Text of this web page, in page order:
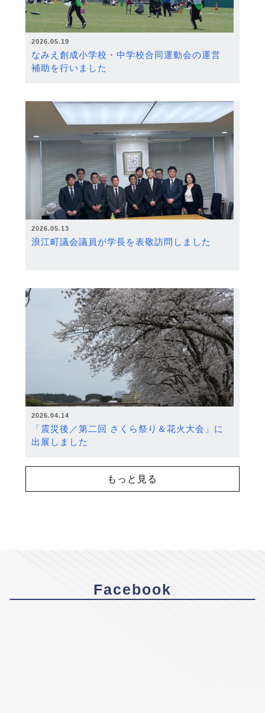
2026.05.19
なみえ創成小学校・中学校合同運動会の運営
補助を行いました
2026.05.13
浪江町議会議員が学長を表敬訪問しました
2026.04.14
「震災後／第二回 さくら祭り＆花火大会」に
出展しました
もっと見る
Facebook